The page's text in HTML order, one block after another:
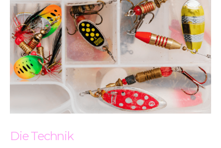
Die Technik